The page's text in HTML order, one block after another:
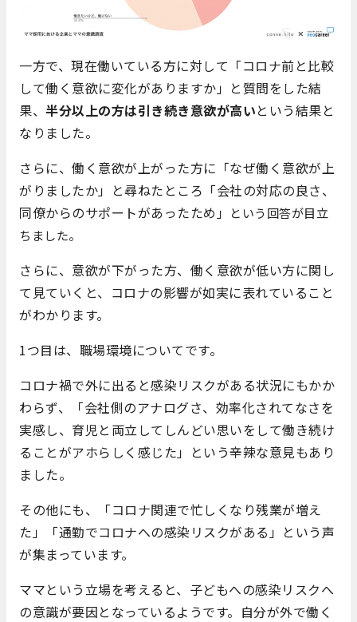
一方で、現在働いている方に対して「コロナ前と比較
して働く意欲に変化がありますか」と質問をした結
果、 半分以上の方は引き続き意欲が高いという結果と
なりました。
さらに、働く意欲が上がった方に「なぜ働く意欲が上
がりましたか」と尋ねたところ「会社の対応の良さ、
同僚からのサポートがあったため 」
という回答が目立
ちました。
さらに、意欲が下がった方、働く意欲が低い方に関し
て見ていくと、コロナの影響が如実に表れていること
がわかります。
1つ目は、職場環境についてです。
コロナ禍で外に出ると感染リスクがある状況にもかか
わらず、「会社側のアナログさ、効率化されてなさを
実感し、育児と両立してしんどい思いをして働き続け
ることがアホらしく感じた」という辛辣な意見もあり
ました。
その他にも、「コロナ関連で忙しくなり残業が増え
た」「通勤でコロナへの感染リスクがある」という声
が集まっています。
ママという立場を考えると、子どもへの感染リスクへ
の意識が要因となっているようです。自分が外で働く